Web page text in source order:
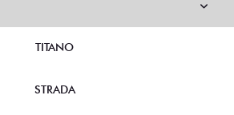
TITANO
STRADA